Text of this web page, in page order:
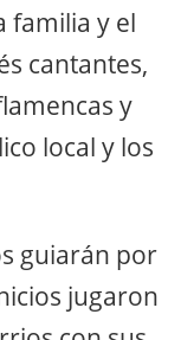
familia y el
cantantes,
y
local y los
guiarán por
jugaron